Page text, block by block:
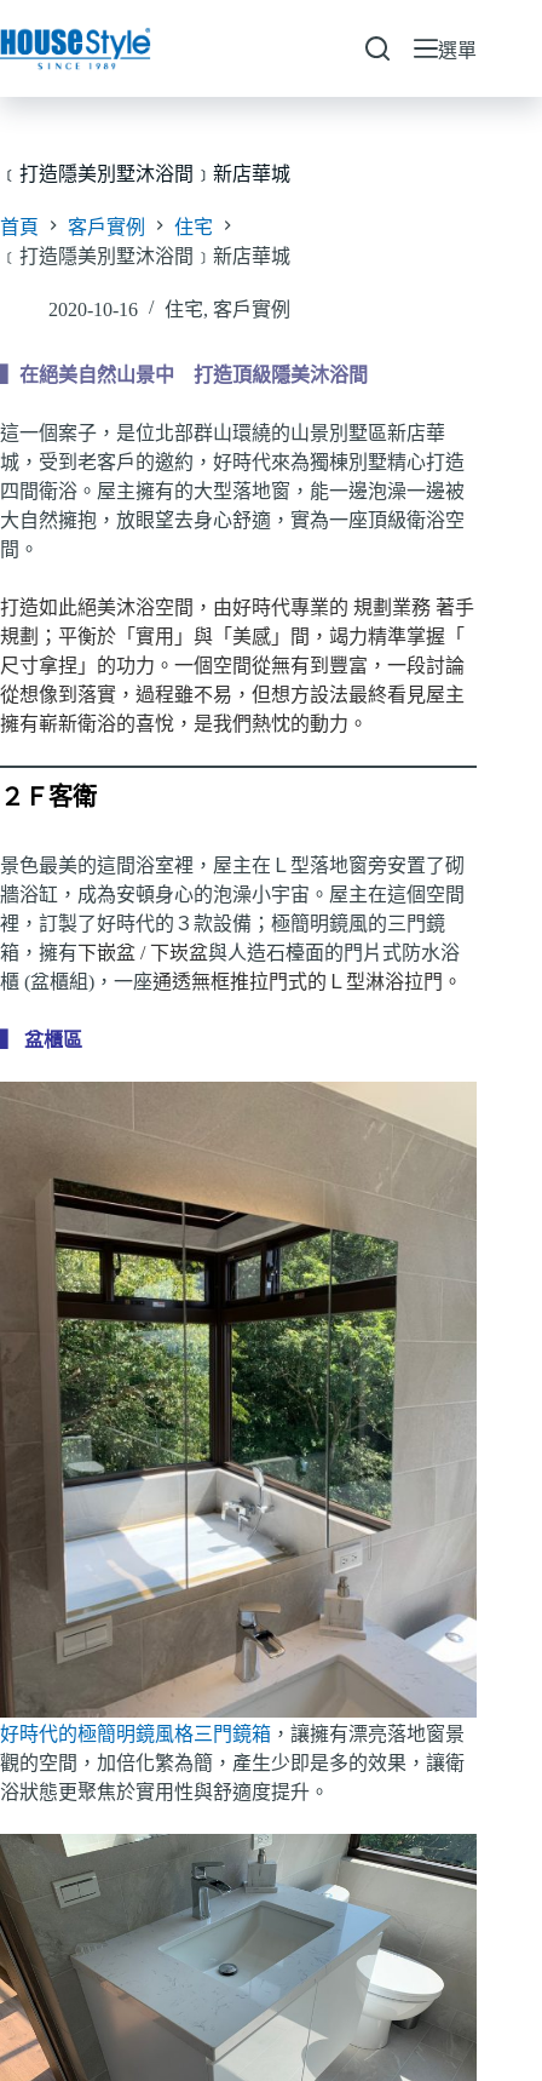
至
要
選單
﹝打造隱美別墅沐浴間﹞新店華城
首頁 客戶實例
住宅
﹝打造隱美別墅沐浴間﹞新店華城
2020-10-16 住宅, 客戶實例
▍在絕美自然山景中 打造頂級隱美沐浴間
這一個案子，是位北部群山環繞的山景別墅區新店華
城，受到老客戶的邀約，好時代來為獨棟別墅精心打造
四間衛浴。屋主擁有的大型落地窗，能一邊泡澡一邊被
大自然擁抱，放眼望去身心舒適，實為一座頂級衛浴空
間。
打造如此絕美沐浴空間，由好時代專業的 規劃業務 著手
規劃；平衡於「實用」與「美感」間，竭力精準掌握「
尺寸拿捏」的功力。 一個空間從無有到豐富，一段討論
從想像到落實，過程雖不易，但想方設法最終看見屋主
擁有嶄新衛浴的喜悅，是我們熱忱的動力。
２Ｆ客衛
景色最美的這間浴室裡，屋主在Ｌ型落地窗旁安置了砌
牆浴缸，成為安頓身心的泡澡小宇宙。屋主在這個空間
裡，訂製了好時代的３款設備；極簡明鏡風的三門鏡
箱，擁有下嵌盆 / 下崁盆與人造石檯面的門片式防水浴
櫃 (盆櫃組)，一座通透無框推拉門式的Ｌ型淋浴拉門。
▍ 盆櫃區
好時代的極簡明鏡風格三門鏡箱 ，讓擁有漂亮落地窗景
觀的空間，加倍化繁為簡，產生少即是多的效果，讓衛
浴狀態更聚焦於實用性與舒適度提升。